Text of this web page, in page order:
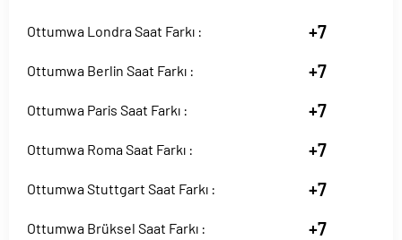
Ottumwa Londra Saat Farkı : +7
Ottumwa Berlin Saat Farkı : +7
Ottumwa Paris Saat Farkı : +7
Ottumwa Roma Saat Farkı : +7
Ottumwa Stuttgart Saat Farkı : +7
Ottumwa Brüksel Saat Farkı : +7